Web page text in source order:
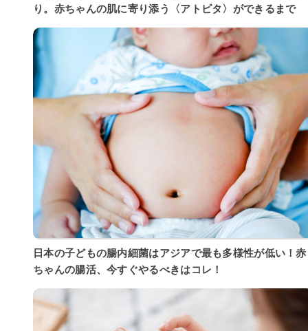
り。赤ちゃんの肌に寄り添う〈アトピタ〉ができるまで
日本の子どもの腸内細菌はアジアで最も多様性が低い！赤
ちゃんの腸活、今すぐやるべきはコレ！